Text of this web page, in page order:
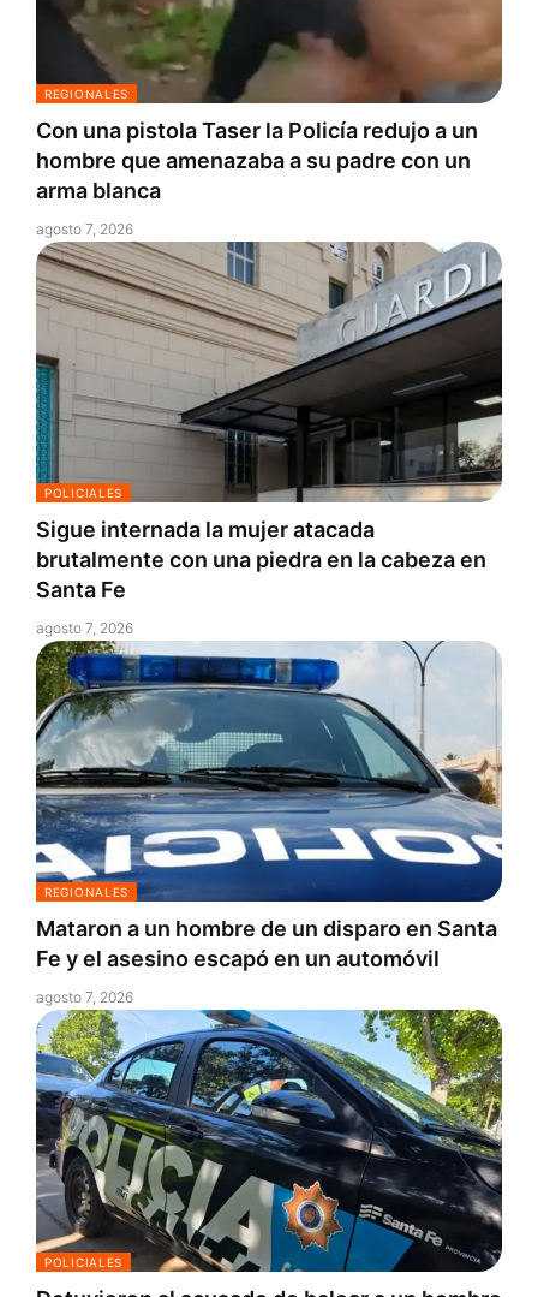
REGIONALES
Con una pistola Taser la Policía redujo a un
hombre que amenazaba a su padre con un
arma blanca
agosto 7, 2026
POLICIALES
Sigue internada la mujer atacada
brutalmente con una piedra en la cabeza en
Santa Fe
agosto 7, 2026
REGIONALES
Mataron a un hombre de un disparo en Santa
Fe y el asesino escapó en un automóvil
agosto 7, 2026
POLICIALES